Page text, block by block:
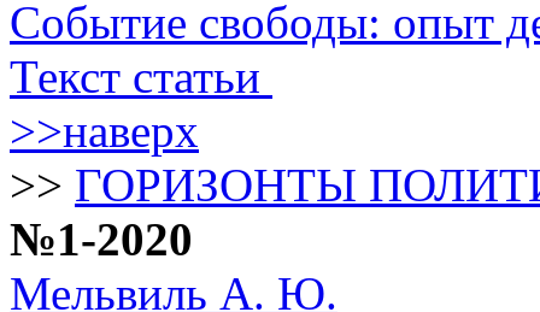
Событие свободы: опыт
Текст статьи
>>наверх
>> ГОРИЗОНТЫ
№1-2020
Мельвиль А. Ю.